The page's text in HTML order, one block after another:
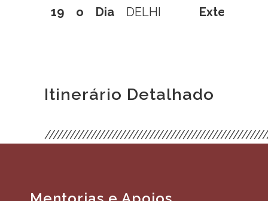
19
o Dia DELHI Extensão
Itinerário Detalhado